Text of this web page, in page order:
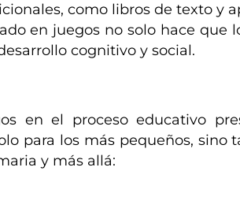
como libros de texto y
en juegos no solo hace que
cognitivo y social.
en el proceso educativo
para los más pequeños, sino
y más allá: